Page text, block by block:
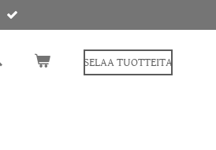
SELAA TUOTTEITA